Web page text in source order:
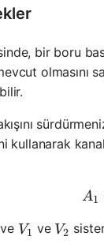
bir boru
olmasını
kullanarak
A1
V_1
V1 ve V_2
V2